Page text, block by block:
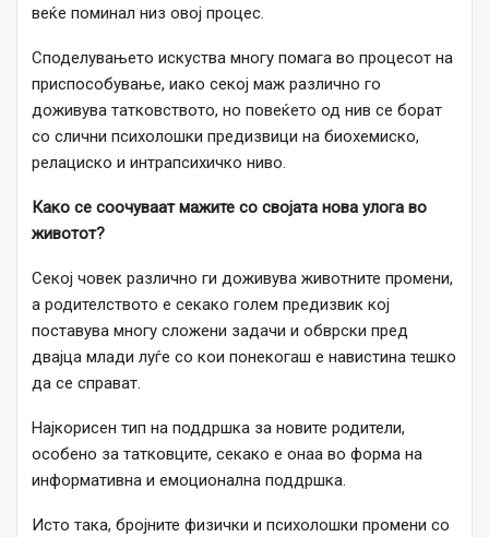
веќе поминал низ овој процес.
Споделувањето искуства многу помага во процесот на
приспособување, иако секој маж различно го
доживува татковството, но повеќето од нив се борат
со слични психолошки предизвици на биохемиско,
релациско и интрапсихичко ниво.
Како се соочуваат мажите со својата нова улога во
животот?
Секој човек различно ги доживува животните промени,
а родителството е секако голем предизвик кој
поставува многу сложени задачи и обврски пред
двајца млади луѓе со кои понекогаш е навистина тешко
да се справат.
Најкорисен тип на поддршка за новите родители,
особено за татковците, секако е онаа во форма на
информативна и емоционална поддршка.
Исто така, бројните физички и психолошки промени со